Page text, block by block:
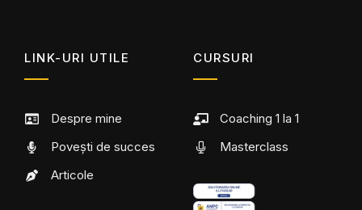
LINK-URI UTILE
Despre mine
Povești de succes
Articole
CURSURI
Coaching 1 la 1
Masterclass